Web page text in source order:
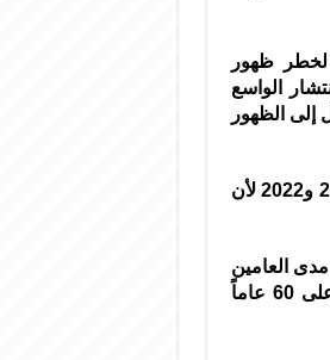
ظهور
الواسع
إلى الظهور
ولفتت فان كيرخوف إلى أن الوضع الحالي لا يزال مختلفاً عن الفترة بين عامي 2020 و2022 لأن
العامين
الماضيين خصوصاً بين العاملين في مجال الصحة والأشخاص الذين تزيد أعمارهم على 60 عاماً